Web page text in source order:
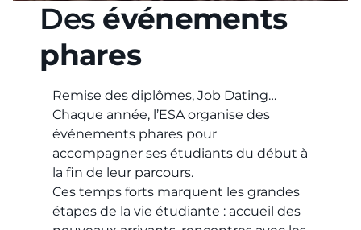
Des événements
phares
Remise des diplômes, Job Dating…
Chaque année, l’ESA organise des
événements phares pour
accompagner ses étudiants du début à
la fin de leur parcours.
Ces temps forts marquent les grandes
étapes de la vie étudiante : accueil des